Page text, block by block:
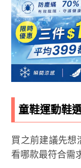
童鞋運動鞋
買之前建議先想
看哪款最符合需